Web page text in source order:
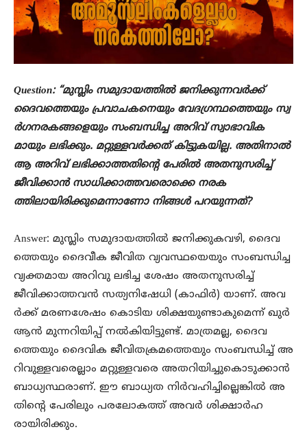
Question: “മുസ്ലിം സമുദായത്തിൽ ജനിക്കുന്നവർക്ക്
ദൈവത്തെയും പ്രവാചകനെയും വേദഗ്രന്ഥത്തെയും സ്വ
ർഗനരകങ്ങളെയും സംബന്ധിച്ച അറിവ് സ്വാഭാവിക
മായും ലഭിക്കും. മറ്റുള്ളവർക്കത് കിട്ടുകയില്ല. അതിനാൽ
ആ അറിവ് ലഭിക്കാത്തതിന്റെ പേരിൽ അതനുസരിച്ച്
ജീവിക്കാൻ സാധിക്കാത്തവരൊക്കെ നരക
ത്തിലായിരിക്കുമെന്നാണോ നിങ്ങൾ പറയുന്നത്?
Answer: മുസ്ലിം സമുദായത്തിൽ ജനിക്കുകവഴി, ദൈവ
ത്തെയും ദൈവീക ജീവിത വ്യവസ്ഥയെയും സംബന്ധിച്ച
വ്യക്തമായ അറിവു ലഭിച്ച ശേഷം അതനുസരിച്ച്
ജീവിക്കാത്തവൻ സത്യനിഷേധി (കാഫിർ) യാണ്. അവ
ർക്ക് മരണശേഷം കൊടിയ ശിക്ഷയുണ്ടാകുമെന്ന് ഖുർ
ആൻ മുന്നറിയിപ്പ് നൽകിയിട്ടുണ്ട്. മാത്രമല്ല, ദൈവ
ത്തെയും ദൈവിക ജീവിതക്രമത്തെയും സംബന്ധിച്ച് അ
റിവുള്ളവരെല്ലാം മറ്റുള്ളവരെ അതറിയിച്ചുകൊടുക്കാൻ
ബാധ്യസ്ഥരാണ്. ഈ ബാധ്യത നിർവഹിച്ചില്ലെങ്കിൽ അ
തിന്റെ പേരിലും പരലോകത്ത് അവർ ശിക്ഷാർഹ
രായിരിക്കും.